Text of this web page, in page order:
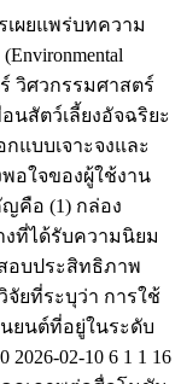
เผยแพร่บทความ
วิศวกรรมศาสตร์
นสัตว์เลี้ยงอัจฉริยะ
แบบเจาะจงและ
อใจของผู้ใช้งาน
คือ (1) กล่อง
ที่ได้รับความนิยม
อบประสิทธิภาพ
ยที่ระบุว่า การใช้
ยนต์ที่อยู่ในระดับ
2026-02-10 6 1 1 16